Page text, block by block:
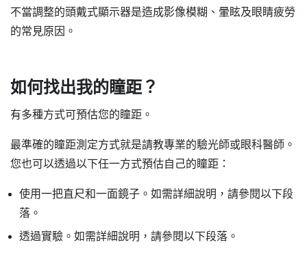
不當調整的頭戴式顯示器是造成影像模糊、暈眩及眼睛疲勞
的常見原因。
如何找出我的瞳距？
有多種方式可預估您的瞳距。
最準確的瞳距測定方式就是請教專業的驗光師或眼科醫師。
您也可以透過以下任一方式預估自己的瞳距：
使用一把直尺和一面鏡子。如需詳細說明，請參閱以下段
落。
透過實驗。如需詳細說明，請參閱以下段落。